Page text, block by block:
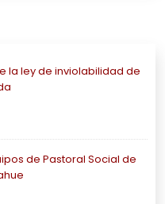
la ley de inviolabilidad de
de Pastoral Social de